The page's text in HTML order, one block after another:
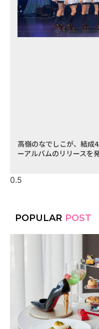
高嶺のなでしこが、結成
ーアルバムのリリースを
POPULAR POST